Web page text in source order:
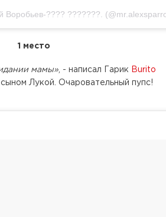
Воробьев-???? ???????.
1 место
мамы», - написал Гарик
Burito
Лукой. Очаровательный пупс!